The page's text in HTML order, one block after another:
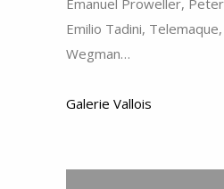
Emilio Tadini,
Wegman…
Galerie Vallois